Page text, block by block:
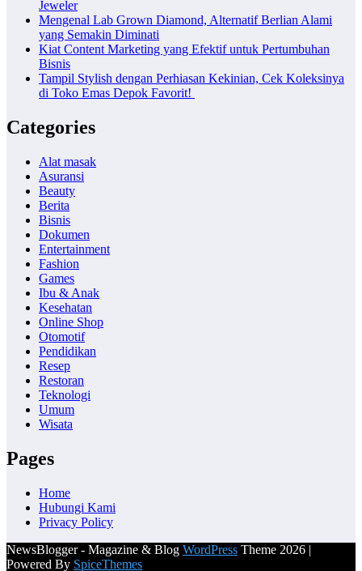
Jeweler
Mengenal Lab Grown Diamond, Alternatif Berlian Alami
yang Semakin Diminati
Kiat Content Marketing yang Efektif untuk Pertumbuhan
Bisnis
Tampil Stylish dengan Perhiasan Kekinian, Cek Koleksinya
di Toko Emas Depok Favorit!
Categories
Alat masak
Asuransi
Beauty
Berita
Bisnis
Dokumen
Entertainment
Fashion
Games
Ibu & Anak
Kesehatan
Online Shop
Otomotif
Pendidikan
Resep
Restoran
Teknologi
Umum
Wisata
Pages
Home
Hubungi Kami
Privacy Policy
NewsBlogger - Magazine & Blog WordPress Theme 2026 |
Powered By SpiceThemes